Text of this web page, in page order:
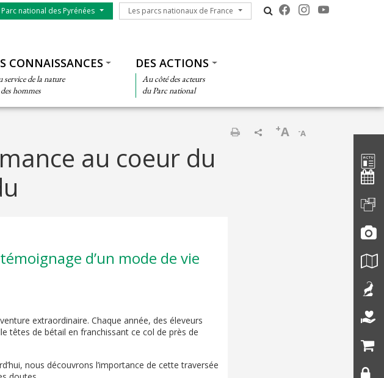
du parc
Parc national des Pyrénées Les parcs nationaux de France
Les parcs nationaux de France
CONNAISSANCES
service de la nature
hommes
DES ACTIONS
Au côté des acteurs
du Parc national
-A
+A
au coeur du
d’un mode de vie
extraordinaire. Chaque année, des éleveurs
têtes de bétail en franchissant ce col de près de
nous découvrons l’importance de cette traversée